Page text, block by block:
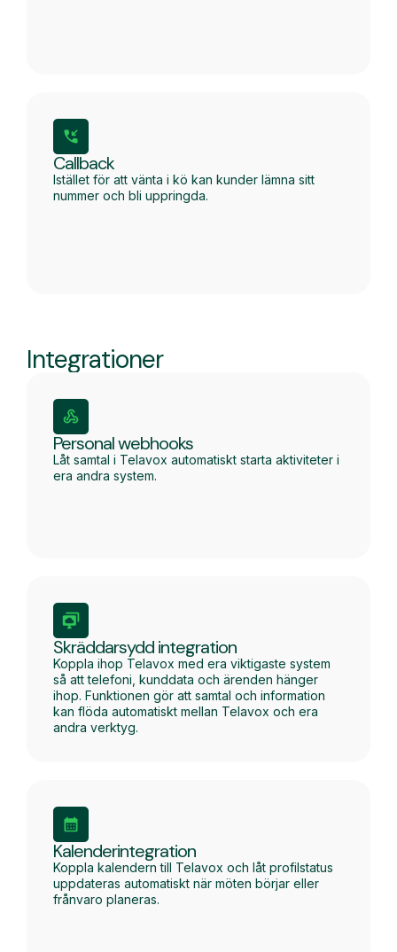
Callback
Istället för att vänta i kö kan kunder lämna sitt
nummer och bli uppringda.
Integrationer
Personal webhooks
Låt samtal i Telavox automatiskt starta aktiviteter i
era andra system.
Skräddarsydd integration
Koppla ihop Telavox med era viktigaste system
så att telefoni, kunddata och ärenden hänger
ihop. Funktionen gör att samtal och information
kan flöda automatiskt mellan Telavox och era
andra verktyg.
Kalenderintegration
Koppla kalendern till Telavox och låt profilstatus
uppdateras automatiskt när möten börjar eller
frånvaro planeras.